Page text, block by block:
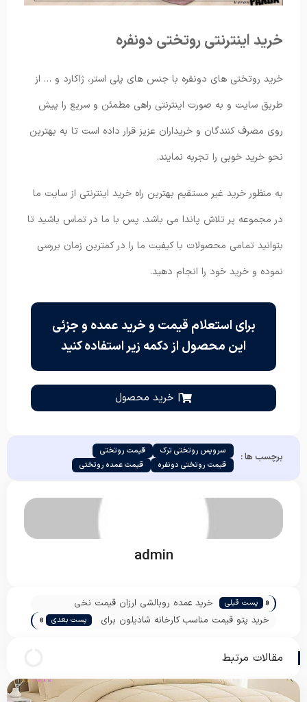
خرید اینترنتی روتختی دونفره
خرید روتختی های دونفره با جنس های پلی استر، ژاکارد و … از
طریق سایت و به صورت اینترنتی راهی مطمئن و سریع را پیش
روی مصرف کنندگان و خریداران عزیز قرار داده است تا به بهترین
نحو خرید خوبی را تجربه نمایند.
به منظور خرید غیر مستقیم بهترین راه خرید اینترنتی از سایت ما
در مجموعه پر تلاش پاندا می باشد. پس با ما در تماس باشید تا
بتوانید تمامی محصولات با کیفیت ما را در کمترین زمان بررسی
نموده و خرید خود را انجام دهید.
برای استعلام قیمت و خرید عمده و جزئی
این محصول از دکمه زیر استفاده کنید
| خرید محصول
برچسب ها : سرویس روتختی ترک
قیمت روتختی
قیمت روتختی دونفره
قیمت عمده روتختی
admin
« پست قبلی
خرید عمده روبالشی ارزان قیمت نخی
خرید پتو قیمت مناسب کارخانه شادیلون برای
پست بعدی »
مقالات مرتبط